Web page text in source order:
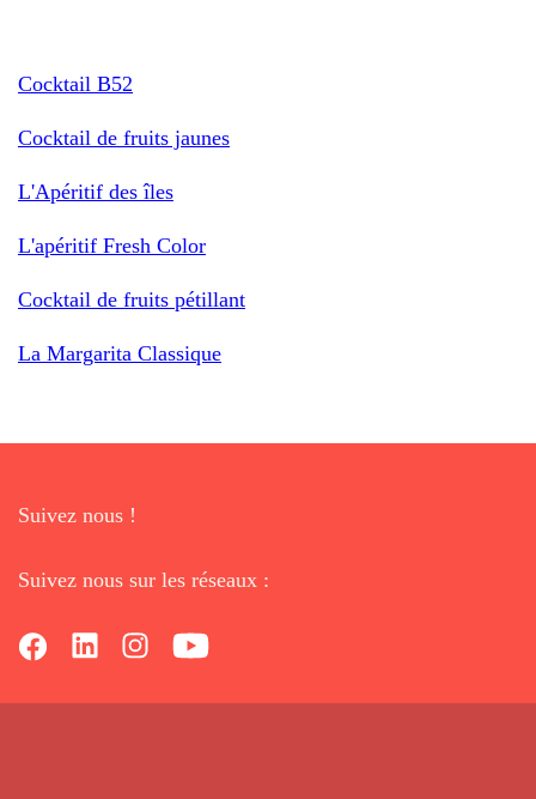
Cocktail B52
Cocktail de fruits jaunes
L'Apéritif des îles
L'apéritif Fresh Color
Cocktail de fruits pétillant
La Margarita Classique
Suivez nous !
Suivez nous sur les réseaux :